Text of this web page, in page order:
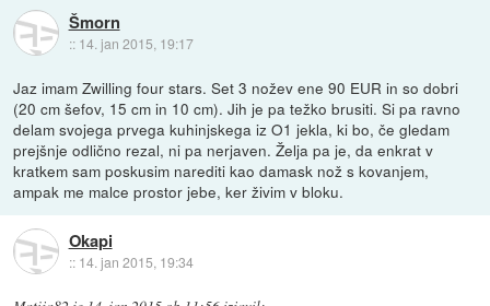
Šmorn
:: 14. jan 2015, 19:17
Jaz imam Zwilling four stars. Set 3 nožev ene 90 EUR in so dobri
(20 cm šefov, 15 cm in 10 cm). Jih je pa težko brusiti. Si pa ravno
delam svojega prvega kuhinjskega iz O1 jekla, ki bo, če gledam
prejšnje odlično rezal, ni pa nerjaven. Želja pa je, da enkrat v
kratkem sam poskusim narediti kao damask nož s kovanjem,
ampak me malce prostor jebe, ker živim v bloku.
Okapi
:: 14. jan 2015, 19:34